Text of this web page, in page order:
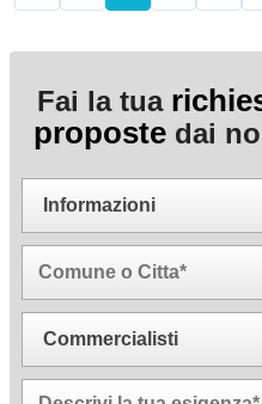
Fai la tua
proposte dai